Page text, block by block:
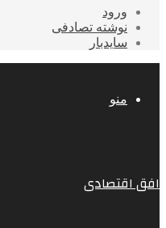
ورود
نوشته تصادفی
سایدبار
منو
افق اقتصادی